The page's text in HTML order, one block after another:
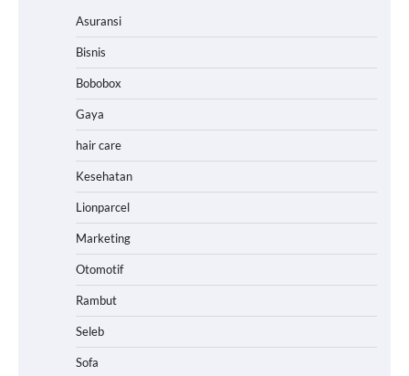
Asuransi
Bisnis
Bobobox
Gaya
hair care
Kesehatan
Lionparcel
Marketing
Otomotif
Rambut
Seleb
Sofa